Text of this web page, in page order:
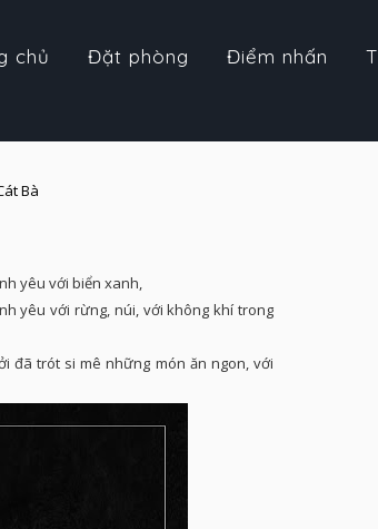
chủ Đặt phòng Điểm nhấn
Bà
yêu với biển xanh,
yêu với rừng, núi, với không khí trong
đã trót si mê những món ăn ngon, với